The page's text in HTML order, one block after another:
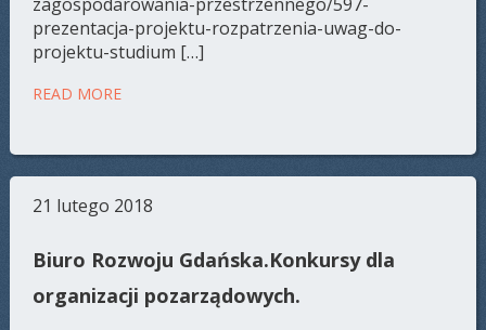
prezentacja-projektu-rozpatrzenia-uwag-do-
projektu-studium […]
READ MORE
21 lutego 2018
Biuro Rozwoju Gdańska.Konkursy dla
organizacji pozarządowych.